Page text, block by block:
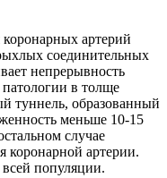
артерий
соединительных
непрерывность
в толще
туннель, образованный
меньше 10-15
случае
коронарной артерии.
всей популяции.